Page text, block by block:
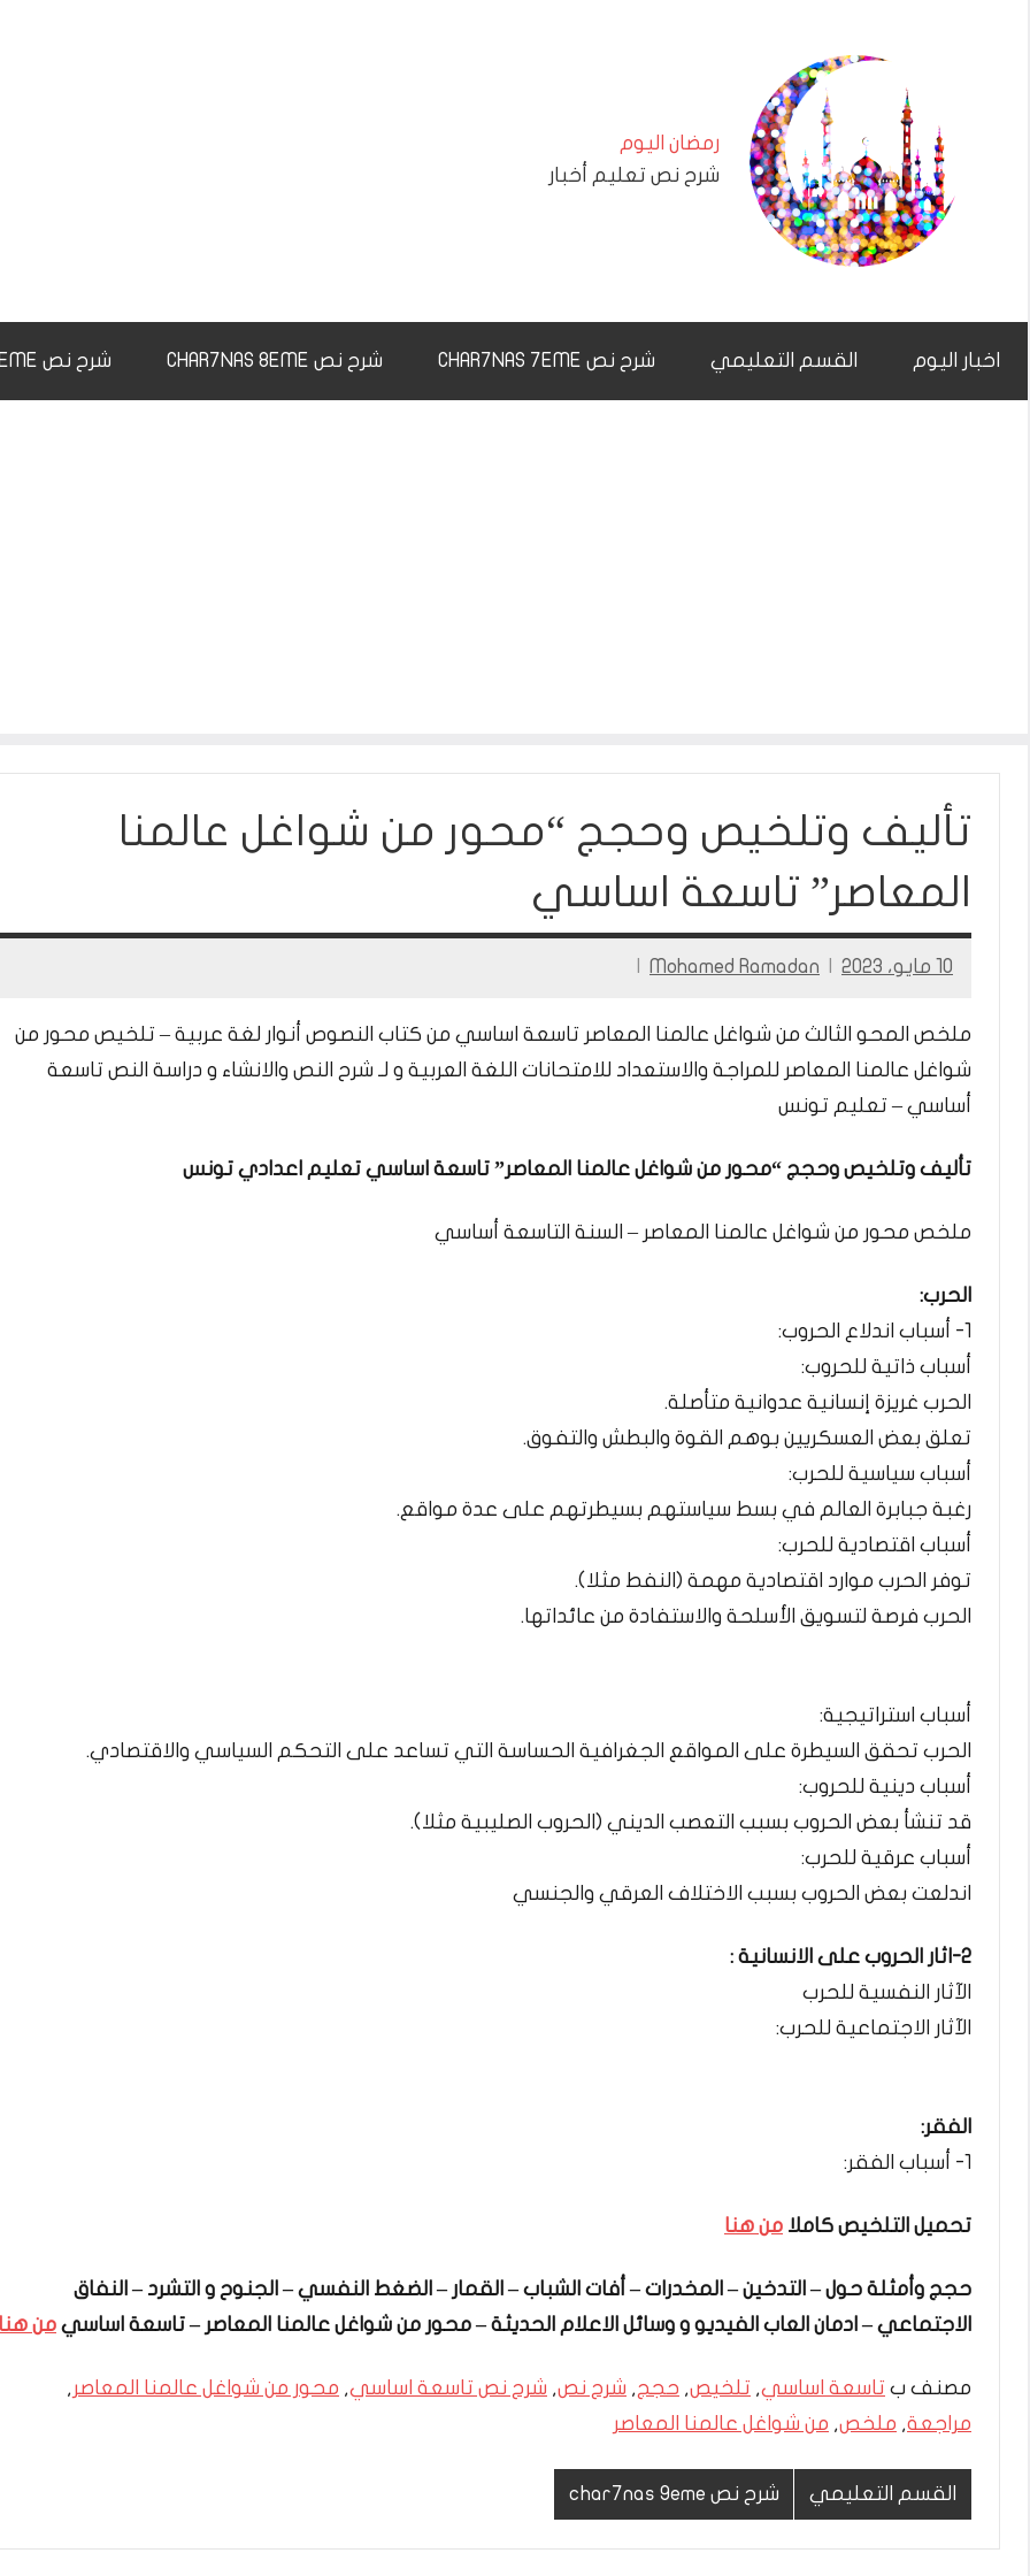
رمضان اليوم
شرح نص تعليم أخبار
اخبار اليوم القسم التعليمي شرح نص CHAR7NAS 7EME شرح نص CHAR7NAS 8EME شرح نص CHAR7NAS 9EME
تأليف وتلخيص وحجج “محور من شواغل عالمنا
المعاصر” تاسعة اساسي
10 مايو، 2023 Mohamed Ramadan
ملخص المحو الثالث من شواغل عالمنا المعاصر تاسعة اساسي من كتاب النصوص أنوار لغة عربية – تلخيص محور من
شواغل عالمنا المعاصر للمراجة والاستعداد للامتحانات اللغة العربية و لـ شرح النص والانشاء و دراسة النص تاسعة
أساسي – تعليم تونس
تأليف وتلخيص وحجج “محور من شواغل عالمنا المعاصر” تاسعة اساسي تعليم اعدادي تونس
ملخص محور من شواغل عالمنا المعاصر – السنة التاسعة أساسي
الحرب:
1- أسباب اندلاع الحروب:
أسباب ذاتية للحروب:
الحرب غريزة إنسانية عدوانية متأصلة.
تعلق بعض العسكريين بوهم القوة والبطش والتفوق.
أسباب سياسية للحرب:
رغبة جبابرة العالم في بسط سياستهم بسيطرتهم على عدة مواقع.
أسباب اقتصادية للحرب:
توفر الحرب موارد اقتصادية مهمة (النفط مثلا).
الحرب فرصة لتسويق الأسلحة والاستفادة من عائداتها.
أسباب استراتيجية:
الحرب تحقق السيطرة على المواقع الجغرافية الحساسة التي تساعد على التحكم السياسي والاقتصادي.
أسباب دينية للحروب:
قد تنشأ بعض الحروب بسبب التعصب الديني (الحروب الصليبية مثلا).
أسباب عرقية للحرب:
اندلعت بعض الحروب بسبب الاختلاف العرقي والجنسي
2-اثار الحروب على الانسانية :
الآثار النفسية للحرب
الآثار الاجتماعية للحرب:
الفقر:
1- أسباب الفقر:
تحميل التلخيص كاملا من هنا
حجج وأمثلة حول – التدخين – المخدرات – أفات الشباب – القمار – الضغط النفسي – الجنوح و التشرد – النفاق
الاجتماعي – ادمان العاب الفيديو و وسائل الاعلام الحديثة – محور من شواغل عالمنا المعاصر – تاسعة اساسي من هنا
مصنف ب تاسعة اساسي, تلخيص, حجج, شرح نص, شرح نص تاسعة اساسي, محور من شواغل عالمنا المعاصر,
مراجعة, ملخص, من شواغل عالمنا المعاصر
القسم التعليمي شرح نص char7nas 9eme